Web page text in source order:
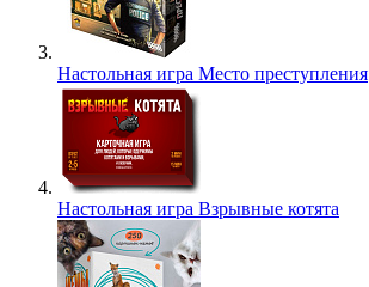
Настольная игра Место преступления
Настольная игра Взрывные котята